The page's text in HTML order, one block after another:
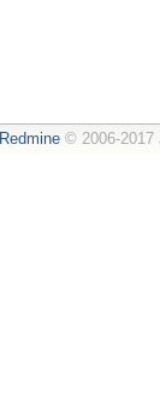
Redmine© 2006-2017